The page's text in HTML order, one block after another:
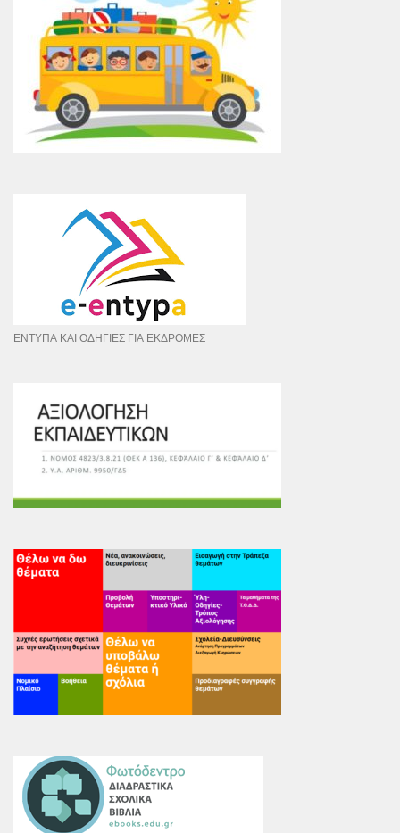
ΕΝΤΥΠΑ ΚΑΙ ΟΔΗΓΙΕΣ ΓΙΑ ΕΚΔΡΟΜΕΣ